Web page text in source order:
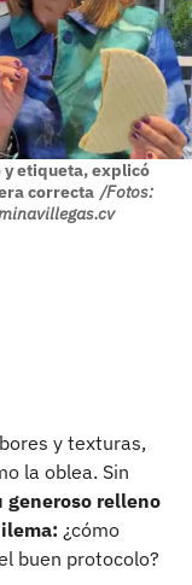
etiqueta, explicó
correcta /Fotos:
y texturas,
la oblea. Sin
relleno
¿cómo
buen protocolo?